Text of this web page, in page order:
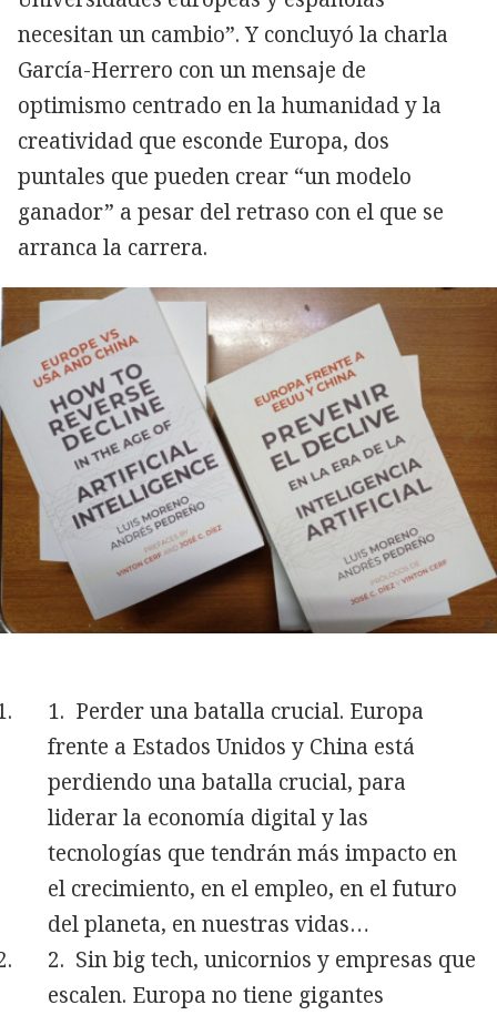
necesitan un cambio”. Y concluyó la charla
García-Herrero con un mensaje de
optimismo centrado en la humanidad y la
creatividad que esconde Europa, dos
puntales que pueden crear “un modelo
ganador” a pesar del retraso con el que se
arranca la carrera.
Perder una batalla crucial. Europa
frente a Estados Unidos y China está
perdiendo una batalla crucial, para
liderar la economía digital y las
tecnologías que tendrán más impacto en
el crecimiento, en el empleo, en el futuro
del planeta, en nuestras vidas…
Sin big tech, unicornios y empresas que
escalen. Europa no tiene gigantes